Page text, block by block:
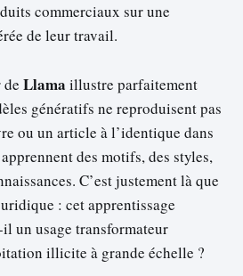
commerciaux sur une
de leur travail.
Llama illustre parfaitement
génératifs ne reproduisent pas
ou un article à l’identique dans
des motifs, des styles,
C’est justement là que
: cet apprentissage
un usage transformateur
illicite à grande échelle ?